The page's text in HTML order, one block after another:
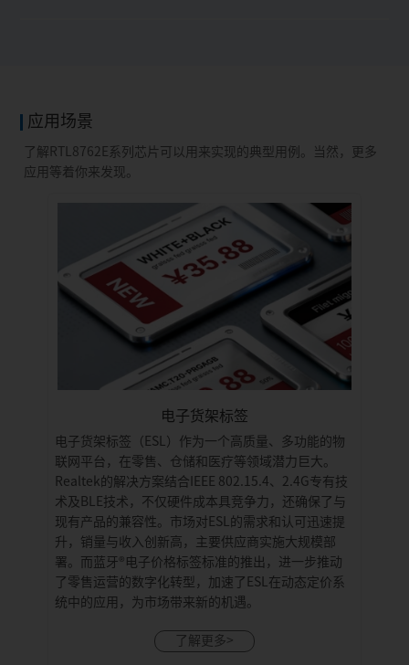
应用场景
了解RTL8762E系列芯片可以用来实现的典型用例。当然，更多
应用等着你来发现。
电子货架标签
电子货架标签（ESL）作为一个高质量、多功能的物
联网平台，在零售、仓储和医疗等领域潜力巨大。
Realtek的解决方案结合IEEE 802.15.4、2.4G专有技
术及BLE技术，不仅硬件成本具竞争力，还确保了与
现有产品的兼容性。市场对ESL的需求和认可迅速提
升，销量与收入创新高，主要供应商实施大规模部
署。而蓝牙®电子价格标签标准的推出，进一步推动
了零售运营的数字化转型，加速了ESL在动态定价系
统中的应用，为市场带来新的机遇。
了解更多>